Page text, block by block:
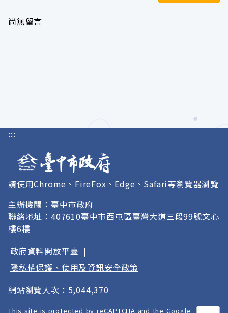
尚無留言
:::
請使用Chrome、FireFox、Edge、Safari等瀏覽器瀏覽
主辦機關：臺中市政府
聯絡地址：407610臺中市西屯區臺灣大道三段99號文心
樓6樓
政府資料開放平臺 |
隱私權保護、使用及資訊安全政策
網站瀏覽人次：5,044,370
This site is protected by reCAPTCHA and the Google